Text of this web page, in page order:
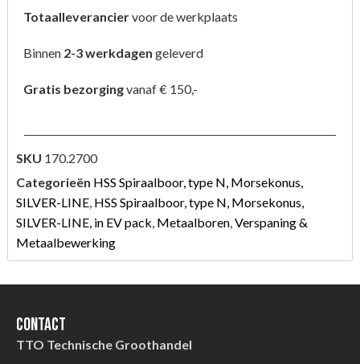
Totaalleveranciervoor de werkplaats
Binnen 2-3 werkdagen geleverd
Gratis bezorgingvanaf € 150,-
SKU 170.2700
Categorieën HSS Spiraalboor, type N, Morsekonus,
SILVER-LINE, HSS Spiraalboor, type N, Morsekonus,
SILVER-LINE, in EV pack, Metaalboren,Verspaning &
Metaalbewerking
Contact
TTO Technische Groothandel